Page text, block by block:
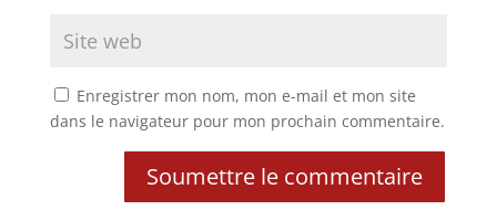
Enregistrer mon nom, mon e-mail et mon site
dans le navigateur pour mon prochain commentaire.
Soumettre le commentaire